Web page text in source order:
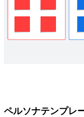
ペルソナテンプレ